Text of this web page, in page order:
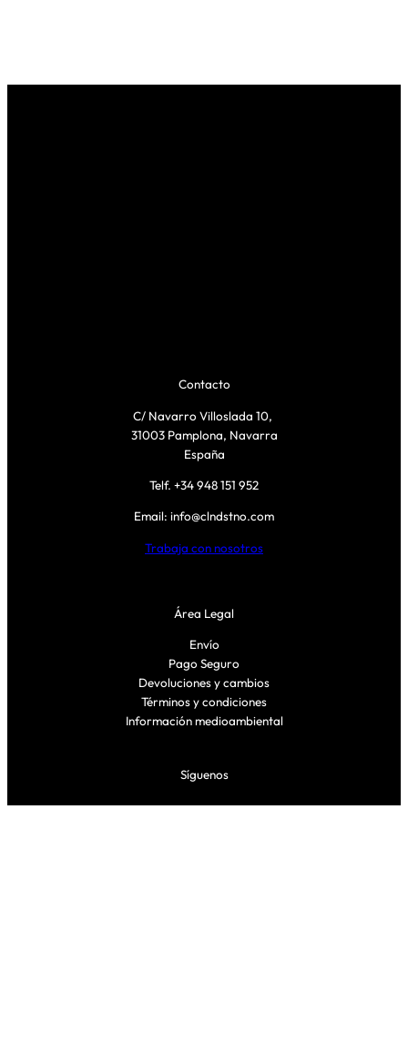
Contacto
C/ Navarro Villoslada 10,
31003 Pamplona, Navarra
España
Telf. +34 948 151 952
Email: info@clndstno.com
Trabaja con nosotros
Área Legal
Envío
Pago Seguro
Devoluciones y cambios
Términos y condiciones
Información medioambiental
Síguenos